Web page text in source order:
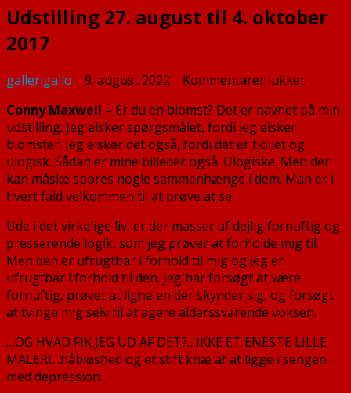
Udstilling 27. august til 4. oktober
2017
gallerigallo 9. august 2022 Kommentarer lukkettil
27.
til
4.
oktober
Conny Maxwell – Er du en blomst? Det er navnet på min
udstilling. Jeg elsker spørgsmålet, fordi jeg elsker
blomster. Jeg elsker det også, fordi det er fjollet og
ulogisk. Sådan er mine billeder også. Ulogiske. Men der
kan måske spores nogle sammenhænge i dem. Man er i
hvert fald velkommen til at prøve at se.
Ude i det virkelige liv, er der masser af dejlig fornuftig og
presserende logik, som jeg prøver at forholde mig til.
Men den er ufrugtbar i forhold til mig og jeg er
ufrugtbar i forhold til den. Jeg har forsøgt at være
fornuftig, prøvet at ligne en der skynder sig, og forsøgt
at tvinge mig selv til at agere alderssvarende voksen.
…OG HVAD FIK JEG UD AF DET?…IKKE ET ENESTE LILLE
MALERI…håbløshed og et stift knæ af at ligge i sengen
med depression.